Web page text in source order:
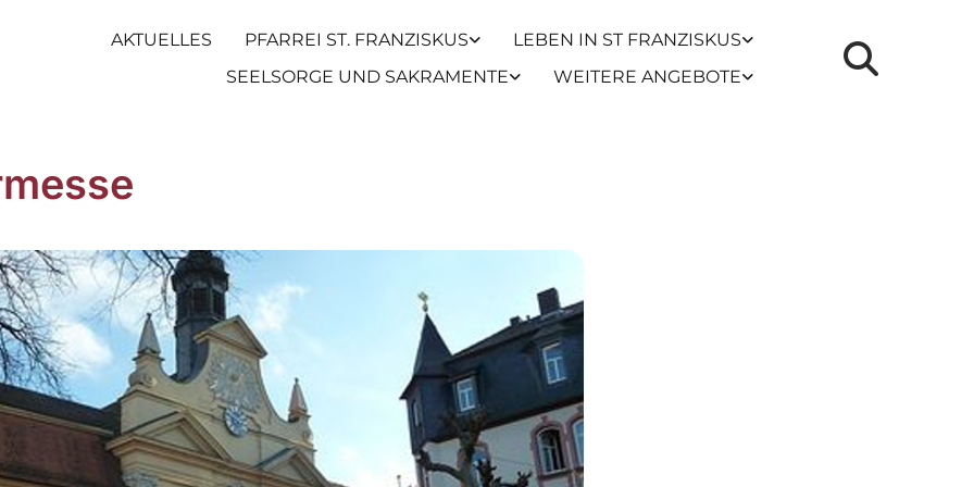
AKTUELLES PFARREI ST. FRANZISKUS
LEBEN IN ST FRANZISKUS
SEELSORGE UND SAKRAMENTE
WEITERE ANGEBOTE